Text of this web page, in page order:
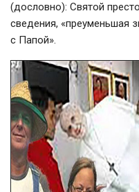
(дословно): Святой
сведения, «преуменьшая
с Папой».